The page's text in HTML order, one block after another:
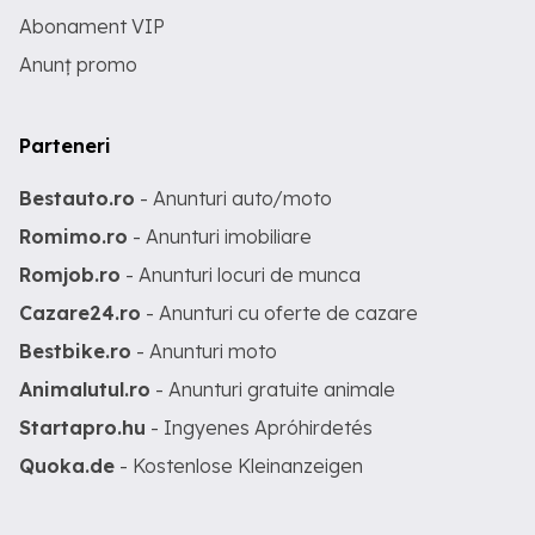
Abonament VIP
Anunț promo
Parteneri
Bestauto.ro - Anunturi auto/moto
Romimo.ro - Anunturi imobiliare
Romjob.ro - Anunturi locuri de munca
Cazare24.ro - Anunturi cu oferte de cazare
Bestbike.ro - Anunturi moto
Animalutul.ro - Anunturi gratuite animale
Startapro.hu - Ingyenes Apróhirdetés
Quoka.de - Kostenlose Kleinanzeigen